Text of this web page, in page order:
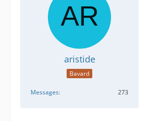
aristide
Bavard
Messages 273